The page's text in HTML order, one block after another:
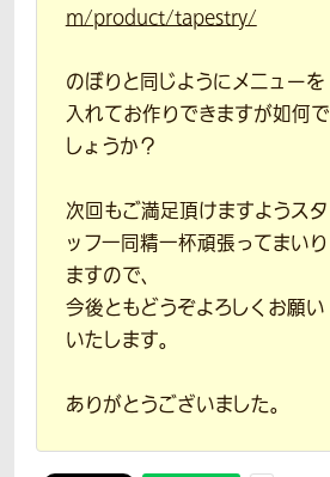
m/product/tapestry/
のぼりと同じようにメニューを
入れてお作りできますが如何で
しょうか？
次回もご満足頂けますようスタ
ッフ一同精一杯頑張ってまいり
ますので、
今後ともどうぞよろしくお願い
いたします。
ありがとうございました。